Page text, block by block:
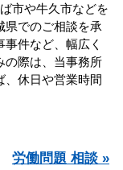
市や牛久市などを
県でのご相談を承
件など、幅広く
の際は、当事務所
、休日や営業時間
労働問題 相談 »